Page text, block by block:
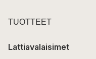
TUOTTEET
Lattiavalaisimet